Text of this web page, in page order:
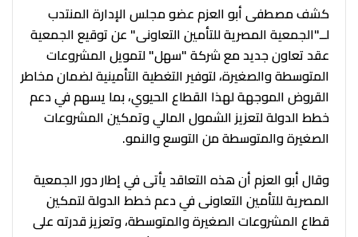
كشف مصطفى أبو العزم عضو مجلس الإدارة المنتدب
لــ"الجمعية المصرية للتأمين التعاونى" عن توقيع الجمعية
عقد تعاون جديد مع شركة "سهل" لتمويل المشروعات
المتوسطة والصغيرة، لتوفير التغطية التأمينية لضمان مخاطر
القروض الموجهة لهذا القطاع الحيوي، بما يسهم في دعم
خطط الدولة لتعزيز الشمول المالي وتمكين المشروعات
الصغيرة والمتوسطة من التوسع والنمو.
وقال أبو العزم أن هذه التعاقد يأتى في إطار دور الجمعية
المصرية للتأمين التعاونى في دعم خطط الدولة لتمكين
قطاع المشروعات الصغيرة والمتوسطة، وتعزيز قدرته على